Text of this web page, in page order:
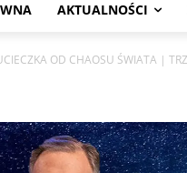
AKTUALNOŚCI
OD CHAOSU ŚWIATA |